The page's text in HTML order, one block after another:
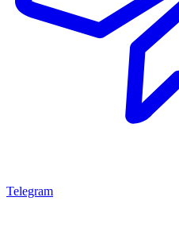
Telegram